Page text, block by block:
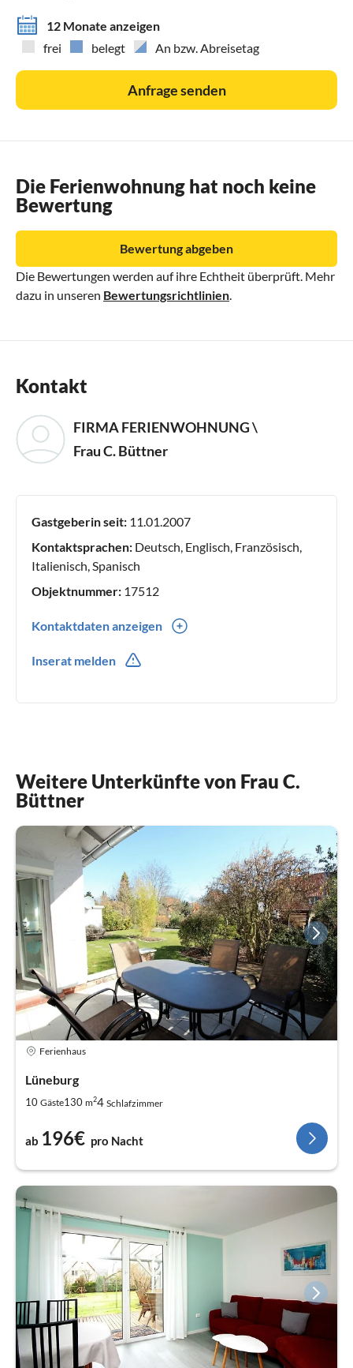
12 Monate anzeigen
frei
belegt An bzw. Abreisetag
Anfrage senden
Die Ferienwohnung hat noch keine
Bewertung
Die Bewertungen werden auf ihre Echtheit überprüft. Mehr
dazu in unseren Bewertungsrichtlinien
Bewertung abgeben
Kontakt
FIRMA FERIENWOHNUNG \
Frau C. Büttner
Gastgeberin seit: 11.01.2007
Kontaktsprachen: Deutsch, Englisch, Französisch,
Italienisch, Spanisch
Objektnummer: 17512
Kontaktdaten anzeigen
Inserat melden
Weitere Unterkünfte von Frau C.
Büttner
Ferienhaus
Lüneburg
10 Gäste130 m24 Schlafzimmer
ab 196€ pro Nacht